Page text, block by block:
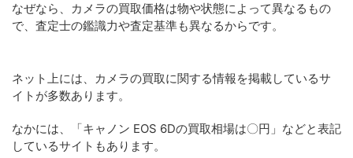
なぜなら、カメラの買取価格は物や状態によって異なるもの
で、査定士の鑑識力や査定基準も異なるからです。
ネット上には、カメラの買取に関する情報を掲載しているサ
イトが多数あります。
なかには、「キャノン EOS 6Dの買取相場は〇円」などと表記
しているサイトもあります。